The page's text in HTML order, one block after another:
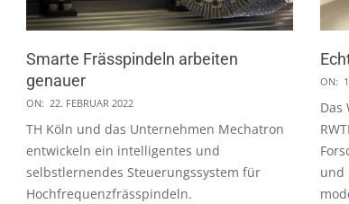
Smarte Frässpindeln arbeiten
genauer
2022-
02-
ON: 22. FEBRUAR 2022
TH Köln und das Unternehmen Mechatron
entwickeln ein intelligentes und
selbstlernendes Steuerungssystem für
Hochfrequenzfrässpindeln.
12-
15
ON:
Das
und